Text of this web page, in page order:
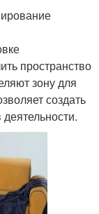
пространство
зону для
создать